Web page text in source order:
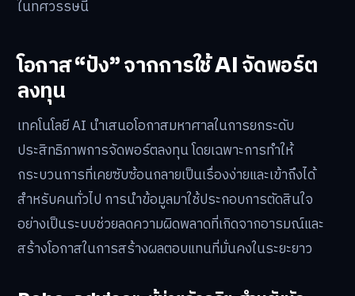
ในทศวรรษนี้
โอกาส “ปัง” จากการใช้ AI จัดพอร์ต
ลงทุน
เทคโนโลยี AI นำเสนอโอกาสมหาศาลในการยกระดับ
ประสิทธิภาพการจัดพอร์ตลงทุน โดยเฉพาะการทำให้
กระบวนการที่เคยซับซ้อนกลายเป็นเรื่องง่ายและเข้าถึงได้
สำหรับคนทั่วไป การนำข้อมูลมาใช้ประกอบการตัดสินใจ
อย่างเป็นระบบช่วยลดความผิดพลาดที่เกิดจากอารมณ์และ
สร้างโอกาสในการสร้างผลตอบแทนที่มั่นคงในระยะยาว